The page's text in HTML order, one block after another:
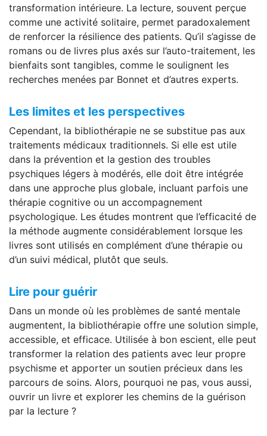
transformation intérieure. La lecture, souvent perçue
comme une activité solitaire, permet paradoxalement
de renforcer la résilience des patients. Qu’il s’agisse de
romans ou de livres plus axés sur l’auto-traitement, les
bienfaits sont tangibles, comme le soulignent les
recherches menées par Bonnet et d’autres experts.
Les limites et les perspectives
Cependant, la bibliothérapie ne se substitue pas aux
traitements médicaux traditionnels. Si elle est utile
dans la prévention et la gestion des troubles
psychiques légers à modérés, elle doit être intégrée
dans une approche plus globale, incluant parfois une
thérapie cognitive ou un accompagnement
psychologique. Les études montrent que l’efficacité de
la méthode augmente considérablement lorsque les
livres sont utilisés en complément d’une thérapie ou
d’un suivi médical, plutôt que seuls.
Lire pour guérir
Dans un monde où les problèmes de santé mentale
augmentent, la bibliothérapie offre une solution simple,
accessible, et efficace. Utilisée à bon escient, elle peut
transformer la relation des patients avec leur propre
psychisme et apporter un soutien précieux dans les
parcours de soins. Alors, pourquoi ne pas, vous aussi,
ouvrir un livre et explorer les chemins de la guérison
par la lecture ?